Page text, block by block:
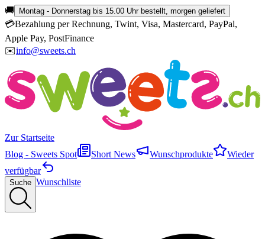
🚚 Montag - Donnerstag bis 15.00 Uhr bestellt, morgen geliefert
💳Bezahlung per Rechnung, Twint, Visa, Mastercard, PayPal,
Apple Pay, PostFinance
✉️info@sweets.ch
Zur Startseite
Blog - Sweets Spot
Short News Wunschprodukte
Wieder
verfügbar
Suche Wunschliste